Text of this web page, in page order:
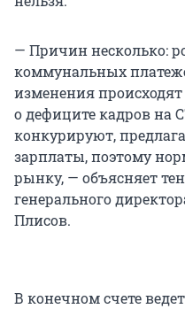
— Причин несколько:
коммунальных
изменения
о дефиците кадров на
конкурируют,
зарплаты, поэтому
рынку, — объясняет
генерального
Плисов.
В конечном счете